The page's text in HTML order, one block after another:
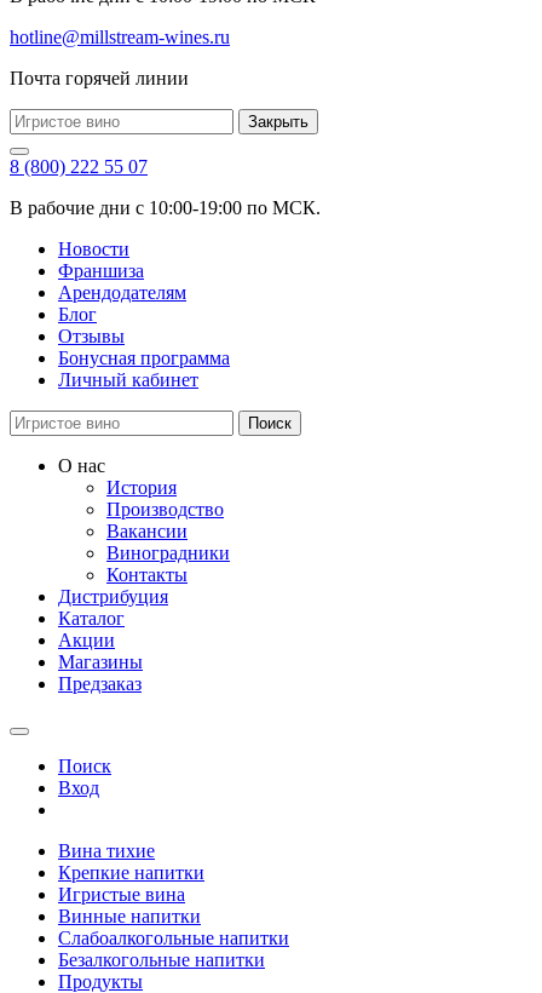
hotline@millstream-wines.ru
Почта горячей линии
Закрыть
8 (800) 222 55 07
В рабочие дни с 10:00-19:00 по МСК.
Новости
Франшиза
Арендодателям
Блог
Отзывы
Бонусная программа
Личный кабинет
Поиск
О нас
История
Производство
Вакансии
Виноградники
Контакты
Дистрибуция
Каталог
Акции
Магазины
Предзаказ
Поиск
Вход
Вина тихие
Крепкие напитки
Игристые вина
Винные напитки
Слабоалкогольные напитки
Безалкогольные напитки
Продукты